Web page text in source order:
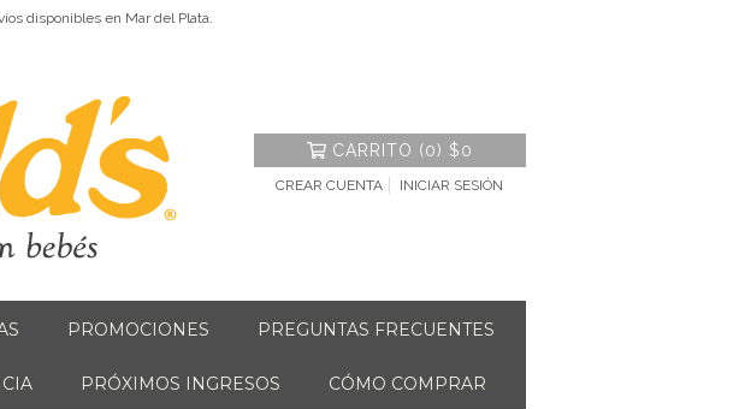
disponibles en Mar del Plata.
CARRITO (0) $0
CREAR CUENTA INICIAR SESIÓN
PROMOCIONES PREGUNTAS FRECUENTES
PRÓXIMOS INGRESOS CÓMO COMPRAR